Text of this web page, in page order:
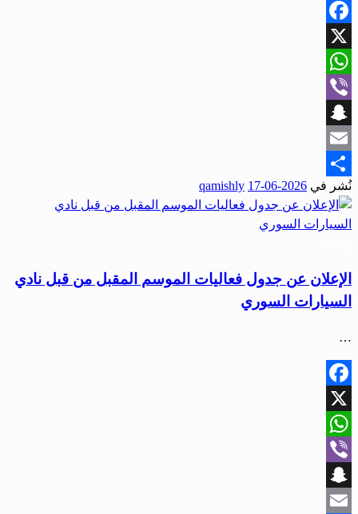
Facebook
X
WhatsApp
Viber
Snapchat
Email
Share
نُشر في 2026-06-17
qamishly
الإعلان عن جدول فعاليات الموسم المقبل من قبل نادي
السيارات السوري
…
Facebook
X
WhatsApp
Viber
Snapchat